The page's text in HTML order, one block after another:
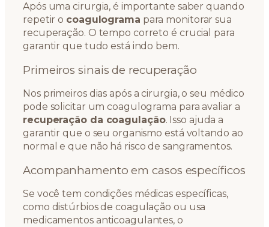
Após uma cirurgia, é importante saber quando
repetir o coagulograma para monitorar sua
recuperação. O tempo correto é crucial para
garantir que tudo está indo bem.
Primeiros sinais de recuperação
Nos primeiros dias após a cirurgia, o seu médico
pode solicitar um coagulograma para avaliar a
recuperação da coagulação. Isso ajuda a
garantir que o seu organismo está voltando ao
normal e que não há risco de sangramentos.
Acompanhamento em casos específicos
Se você tem condições médicas específicas,
como distúrbios de coagulação ou usa
medicamentos anticoagulantes, o